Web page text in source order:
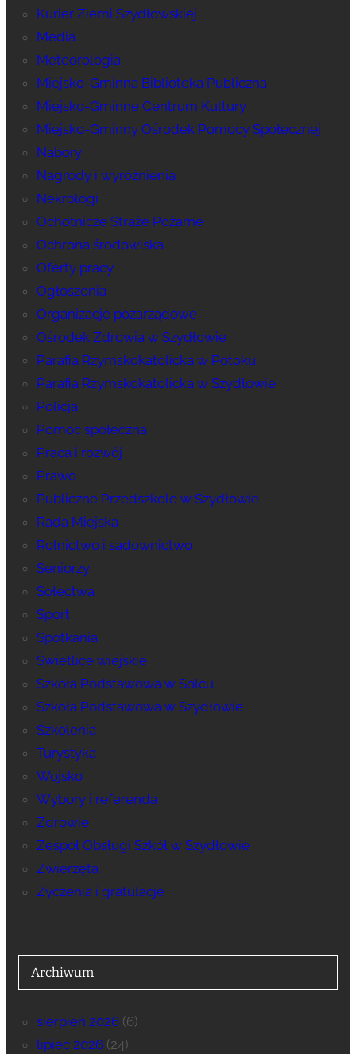
Kurier Ziemi Szydłowskiej
Media
Meteorologia
Miejsko-Gminna Biblioteka Publiczna
Miejsko-Gminne Centrum Kultury
Miejsko-Gminny Ośrodek Pomocy Społecznej
Nabory
Nagrody i wyróżnienia
Nekrologi
Ochotnicze Straże Pożarne
Ochrona środowiska
Oferty pracy
Ogłoszenia
Organizacje pozarządowe
Ośrodek Zdrowia w Szydłowie
Parafia Rzymskokatolicka w Potoku
Parafia Rzymskokatolicka w Szydłowie
Policja
Pomoc społeczna
Praca i rozwój
Prawo
Publiczne Przedszkole w Szydłowie
Rada Miejska
Rolnictwo i sadownictwo
Seniorzy
Sołectwa
Sport
Spotkania
Świetlice wiejskie
Szkoła Podstawowa w Solcu
Szkoła Podstawowa w Szydłowie
Szkolenia
Turystyka
Wojsko
Wybory i referenda
Zdrowie
Zespół Obsługi Szkół w Szydłowie
Zwierzęta
Życzenia i gratulacje
Archiwum
sierpień 2026(6)
lipiec 2026(24)